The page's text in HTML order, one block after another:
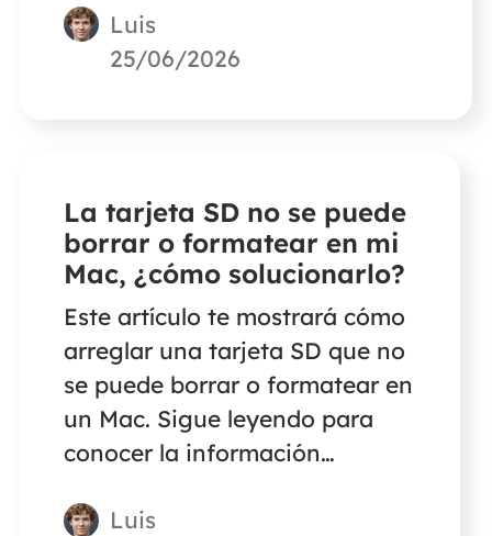
Luis
25/06/2026
La tarjeta SD no se puede
borrar o formatear en mi
Mac, ¿cómo solucionarlo?
Este artículo te mostrará cómo
arreglar una tarjeta SD que no
se puede borrar o formatear en
un Mac. Sigue leyendo para
conocer la información
Luis